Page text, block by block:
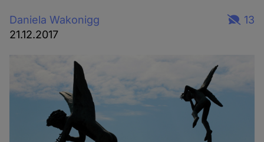
Daniela Wakonigg
21.12.2017
13